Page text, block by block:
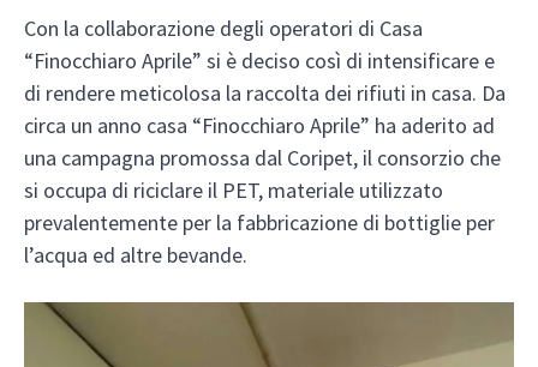
Con la collaborazione degli operatori di Casa
“Finocchiaro Aprile” si è deciso così di intensificare e
di rendere meticolosa la raccolta dei rifiuti in casa. Da
circa un anno casa “Finocchiaro Aprile” ha aderito ad
una campagna promossa dal Coripet, il consorzio che
si occupa di riciclare il PET, materiale utilizzato
prevalentemente per la fabbricazione di bottiglie per
l’acqua ed altre bevande.